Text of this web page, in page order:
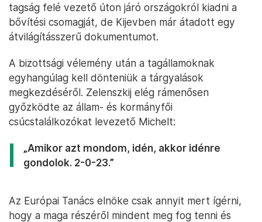
tagság felé vezető úton járó országokról kiadni a
bővítési csomagját, de Kijevben már átadott egy
átvilágításszerű dokumentumot.
A bizottsági vélemény után a tagállamoknak
egyhangúlag kell dönteniük a tárgyalások
megkezdéséről. Zelenszkij elég rámenősen
győzködte az állam- és kormányfői
csúcstalálkozókat levezető Michelt:
„Amikor azt mondom, idén, akkor idénre
gondolok. 2-0-23.”
Az Európai Tanács elnöke csak annyit mert ígérni,
hogy a maga részéről mindent meg fog tenni és